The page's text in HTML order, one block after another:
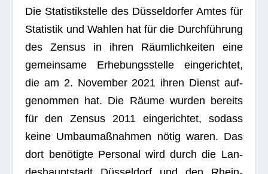
Die Sta­tis­tik­stelle des Düs­sel­dor­fer Amtes für
Sta­tis­tik und Wah­len hat für die Durch­füh­rung
des Zen­sus in ihren Räum­lich­kei­ten eine
gemein­same Erhe­bungs­stelle ein­ge­rich­tet,
die am 2. Novem­ber 2021 ihren Dienst auf­
ge­nom­men hat. Die Räume wur­den bereits
für den Zen­sus 2011 ein­ge­rich­tet, sodass
keine Umbau­maß­nah­men nötig waren. Das
dort benö­tigte Per­so­nal wird durch die Lan­